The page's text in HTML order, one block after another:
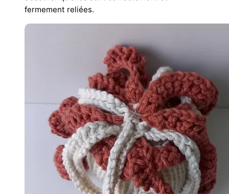
fermement reliées.